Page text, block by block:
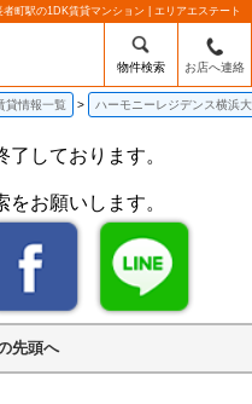
町駅の1DK賃貸マンション | エリアエステート
物件検索 お店へ連絡
貸情報一覧 ハーモニーレジデンス横浜
しております。
お願いします。
先頭へ